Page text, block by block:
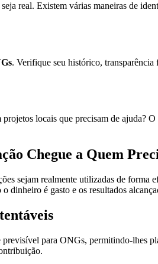
real. Existem várias maneiras de
. Verifique seu histórico, transparência
locais que precisam de ajuda?
Chegue a Quem
sejam realmente utilizadas de
dinheiro é gasto e os resultados
para ONGs, permitindo-lhes